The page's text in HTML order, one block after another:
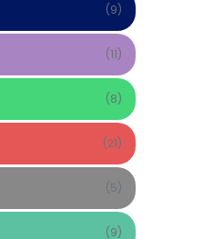
(9)
(11)
(8)
(21)
(5)
(9)